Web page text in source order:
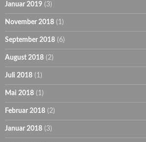
Januar 2019 (3)
November 2018 (1)
September 2018 (6)
August 2018 (2)
Juli 2018 (1)
Mai 2018 (1)
Februar 2018 (2)
Januar 2018 (3)